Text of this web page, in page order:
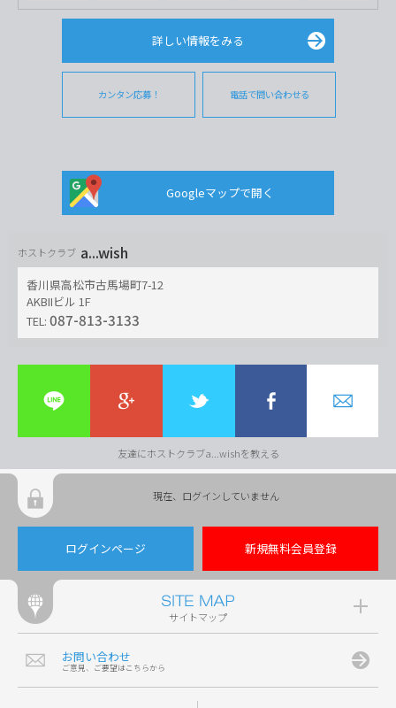
詳しい情報をみる
カンタン応募！ 電話で問い合わせる
Googleマップで開く
ホストクラブ a...wish
香川県高松市古馬場町7-12
AKBIIビル 1F
TEL: 087-813-3133
友達にホストクラブa...wishを教える
現在、ログインしていません
ログインページ 新規無料会員登録
サイトマップ
お問い合わせ
ご意見、ご要望はこちらから